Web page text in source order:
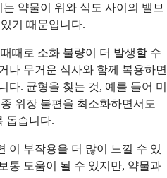
약물이 위와 식도 사이의 밸브
기 때문입니다.
때로 소화 불량이 더 발생할 수
나 무거운 식사와 함께 복용하면
다. 균형을 찾는 것, 예를 들어 미
위장 불편을 최소화하면서도
돕습니다.
이 부작용을 더 많이 느낄 수 있
통 도움이 될 수 있지만, 약물과